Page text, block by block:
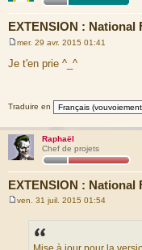
EXTENSION : National
s
e
mer. 29 avr. 2015 01:41
Je t'en prie ^_^
Traduire en
Raphaël
Chef de projets
EXTENSION :
ven. 31 juil. 2015 01:54